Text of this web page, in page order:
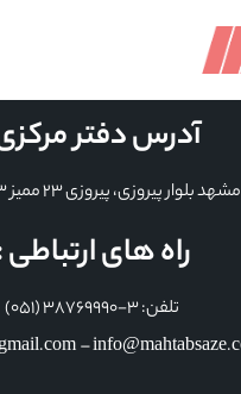
آدرس دفتر
مشهد بلوار پیروزی، پیروزی 23 ممیز 3 پلاک 81
راه های ارتباطی
تلفن: 3-38769990 (051)